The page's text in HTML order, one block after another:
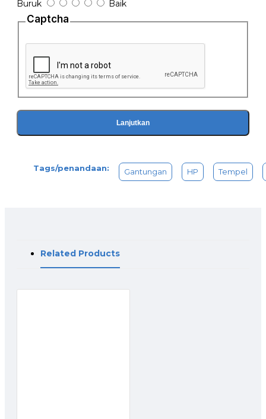
Buruk Baik
Captcha
Lanjutkan
Tags/penandaan: Gantungan HP Tempel
Related Products